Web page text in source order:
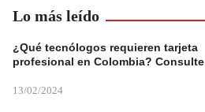
Lo más leído
¿Qué tecnólogos requieren tarjeta
profesional en Colombia? Consulte
13/02/2024